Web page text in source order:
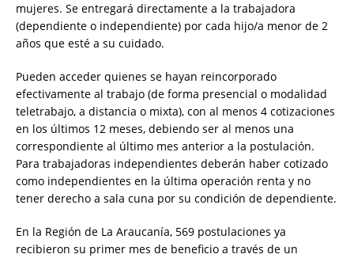
mujeres. Se entregará directamente a la trabajadora
(dependiente o independiente) por cada hijo/a menor de 2
años que esté a su cuidado.
Pueden acceder quienes se hayan reincorporado
efectivamente al trabajo (de forma presencial o modalidad
teletrabajo, a distancia o mixta), con al menos 4 cotizaciones
en los últimos 12 meses, debiendo ser al menos una
correspondiente al último mes anterior a la postulación.
Para trabajadoras independientes deberán haber cotizado
como independientes en la última operación renta y no
tener derecho a sala cuna por su condición de dependiente.
En la Región de La Araucanía, 569 postulaciones ya
recibieron su primer mes de beneficio a través de un